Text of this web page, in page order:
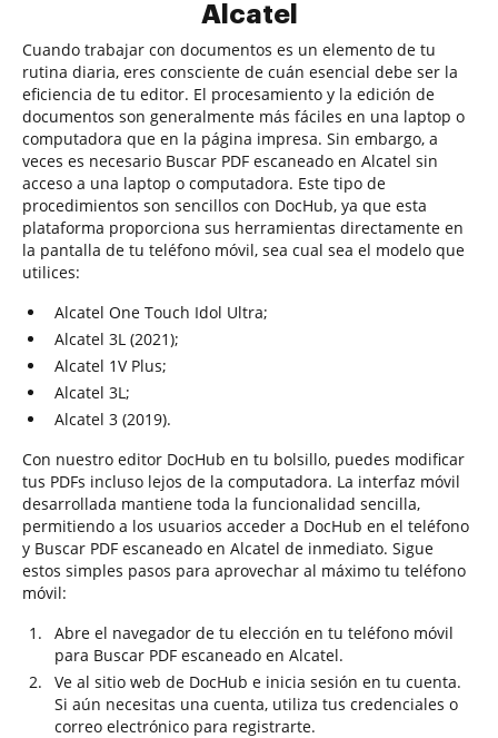
Alcatel
Cuando trabajar con documentos es un elemento de tu
rutina diaria, eres consciente de cuán esencial debe ser la
eficiencia de tu editor. El procesamiento y la edición de
documentos son generalmente más fáciles en una laptop o
computadora que en la página impresa. Sin embargo, a
veces es necesario Buscar PDF escaneado en Alcatel sin
acceso a una laptop o computadora. Este tipo de
procedimientos son sencillos con DocHub, ya que esta
plataforma proporciona sus herramientas directamente en
la pantalla de tu teléfono móvil, sea cual sea el modelo que
utilices:
Alcatel One Touch Idol Ultra;
Alcatel 3L (2021);
Alcatel 1V Plus;
Alcatel 3L;
Alcatel 3 (2019).
Con nuestro editor DocHub en tu bolsillo, puedes modificar
tus PDFs incluso lejos de la computadora. La interfaz móvil
desarrollada mantiene toda la funcionalidad sencilla,
permitiendo a los usuarios acceder a DocHub en el teléfono
y Buscar PDF escaneado en Alcatel de inmediato. Sigue
estos simples pasos para aprovechar al máximo tu teléfono
móvil:
Abre el navegador de tu elección en tu teléfono móvil
para Buscar PDF escaneado en Alcatel.
Ve al sitio web de DocHub e inicia sesión en tu cuenta.
Si aún necesitas una cuenta, utiliza tus credenciales o
correo electrónico para registrarte.